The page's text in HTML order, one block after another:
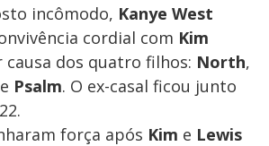
incômodo, Kanye West
cordial com Kim
causa dos quatro filhos: North,
e Psalm. O ex-casal ficou junto
força após Kim e Lewis